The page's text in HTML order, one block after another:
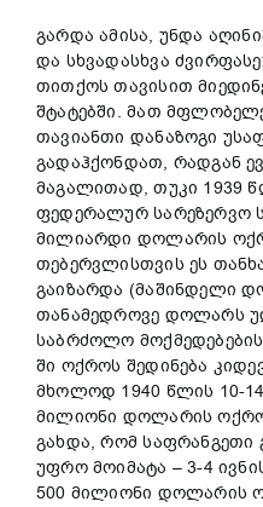
გარდა ამისა, უნდა
და სხვადასხვა
თითქოს თავისით
შტატებში. მათ
თავიანთი დანაზოგი
გადაჰქონდათ, რადგან
მაგალითად, თუკი 1939
ფედერალურ სარეზერვო
მილიარდი დოლარის
თებერვლისთვის ეს
გაიზარდა (მაშინდელი
თანამედროვე დოლარს
საბრძოლო
ში ოქროს შედინება
მხოლოდ 1940 წლის 10-14
მილიონი დოლარის ოქრო
გახდა, რომ საფრანგეთი
უფრო მოიმატა – 3-4
500 მილიონი დოლარის